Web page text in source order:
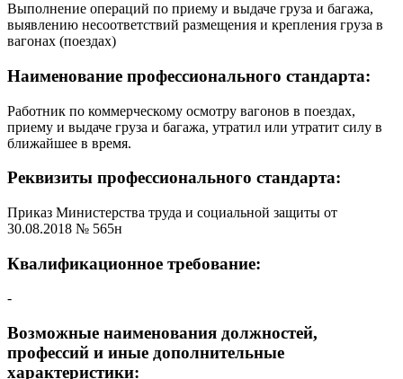
Выполнение операций по приему и выдаче груза и багажа,
выявлению несоответствий размещения и крепления груза в
вагонах (поездах)
Наименование профессионального стандарта:
Работник по коммерческому осмотру вагонов в поездах,
приему и выдаче груза и багажа, утратил или утратит силу в
ближайшее в время.
Реквизиты профессионального стандарта:
Приказ Министерства труда и социальной защиты от
30.08.2018 № 565н
Квалификационное требование:
-
Возможные наименования должностей,
профессий и иные дополнительные
характеристики: